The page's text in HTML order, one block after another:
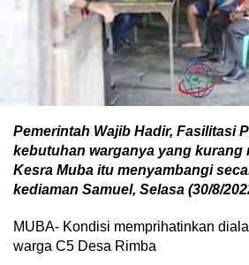
Pemerintah Wajib Hadir, Fasilitasi
kebutuhan warganya yang kurang
Kesra Muba itu menyambangi
kediaman Samuel, Selasa (30/8/
MUBA- Kondisi memprihatinkan
warga C5 Desa Rimba